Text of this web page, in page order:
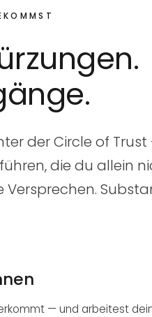
der Circle of
die du allein
Versprechen.
— und arbeitest